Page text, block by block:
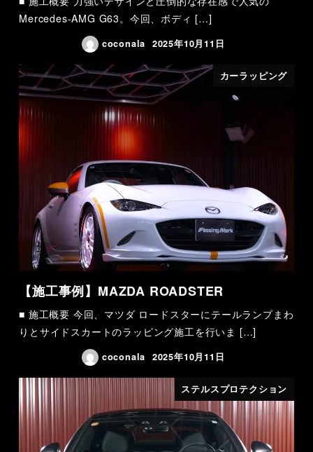
Mercedes-AMG G63。今回、ボディ […]
coconala 2025年10月11日
カーラッピング
【施工事例】MAZDA ROADSTER
■ 施工概要 今回、マツダ ロードスターにテールランプまわ
りとサイドスカートのラッピング施工を行いま […]
coconala 2025年10月11日
ステルスプロテクション